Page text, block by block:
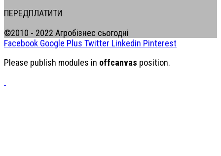
ПЕРЕДПЛАТИТИ
©2010 - 2022 Агробізнес сьогодні
Facebook Google Plus Twitter Linkedin Pinterest
Please publish modules in offcanvas position.